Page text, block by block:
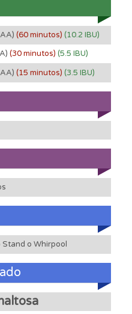
(60 minutos) (10.2 IBU)
(30 minutos) (5.5 IBU)
(15 minutos) (3.5 IBU)
o Whirpool